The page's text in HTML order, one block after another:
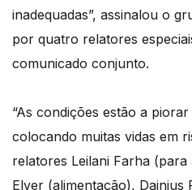
inadequadas”, assinalou o
por quatro relatores
comunicado conjunto.
“As condições estão a
colocando muitas vidas em
relatores Leilani Farha
Elver (alimentação), Dainius